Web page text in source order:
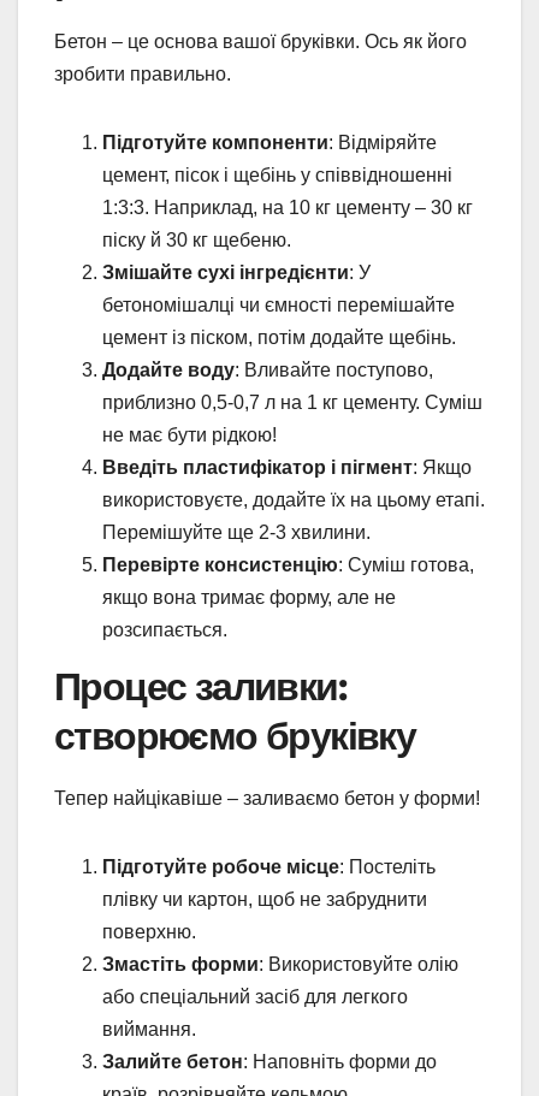
Бетон – це основа вашої бруківки. Ось як його
зробити правильно.
Підготуйте компоненти: Відміряйте
цемент, пісок і щебінь у співвідношенні
1:3:3. Наприклад, на 10 кг цементу – 30 кг
піску й 30 кг щебеню.
Змішайте сухі інгредієнти: У
бетономішалці чи ємності перемішайте
цемент із піском, потім додайте щебінь.
Додайте воду: Вливайте поступово,
приблизно 0,5-0,7 л на 1 кг цементу. Суміш
не має бути рідкою!
Введіть пластифікатор і пігмент: Якщо
використовуєте, додайте їх на цьому етапі.
Перемішуйте ще 2-3 хвилини.
Перевірте консистенцію: Суміш готова,
якщо вона тримає форму, але не
розсипається.
Процес заливки:
створюємо бруківку
Тепер найцікавіше – заливаємо бетон у форми!
Підготуйте робоче місце: Постеліть
плівку чи картон, щоб не забруднити
поверхню.
Змастіть форми: Використовуйте олію
або спеціальний засіб для легкого
виймання.
Залийте бетон: Наповніть форми до